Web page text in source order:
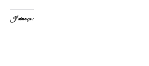
J’aime ça :